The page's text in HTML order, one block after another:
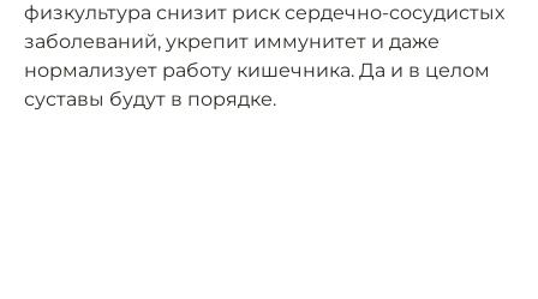
физкультура снизит риск сердечно-сосудистых
заболеваний, укрепит иммунитет и даже
нормализует работу кишечника. Да и в целом
суставы будут в порядке.